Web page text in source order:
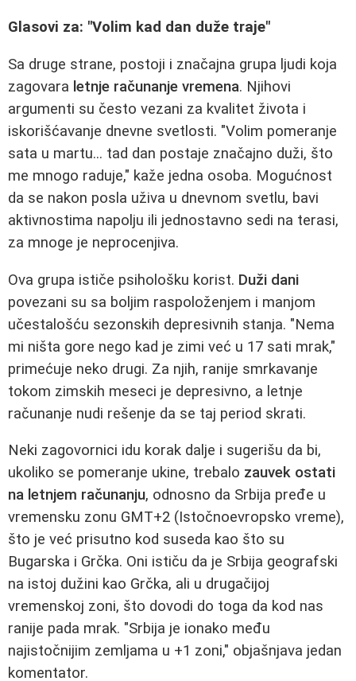
Glasovi za: "Volim kad dan duže traje"
Sa druge strane, postoji i značajna grupa ljudi koja
zagovara letnje računanje vremena. Njihovi
argumenti su često vezani za kvalitet života i
iskorišćavanje dnevne svetlosti. "Volim pomeranje
sata u martu... tad dan postaje značajno duži, što
me mnogo raduje," kaže jedna osoba. Mogućnost
da se nakon posla uživa u dnevnom svetlu, bavi
aktivnostima napolju ili jednostavno sedi na terasi,
za mnoge je neprocenjiva.
Ova grupa ističe psihološku korist. Duži dani
povezani su sa boljim raspoloženjem i manjom
učestalošću sezonskih depresivnih stanja. "Nema
mi ništa gore nego kad je zimi već u 17 sati mrak,"
primećuje neko drugi. Za njih, ranije smrkavanje
tokom zimskih meseci je depresivno, a letnje
računanje nudi rešenje da se taj period skrati.
Neki zagovornici idu korak dalje i sugerišu da bi,
ukoliko se pomeranje ukine, trebalo zauvek ostati
na letnjem računanju, odnosno da Srbija pređe u
vremensku zonu GMT+2 (Istočnoevropsko vreme),
što je već prisutno kod suseda kao što su
Bugarska i Grčka. Oni ističu da je Srbija geografski
na istoj dužini kao Grčka, ali u drugačijoj
vremenskoj zoni, što dovodi do toga da kod nas
ranije pada mrak. "Srbija je ionako među
najistočnijim zemljama u +1 zoni," objašnjava jedan
komentator.